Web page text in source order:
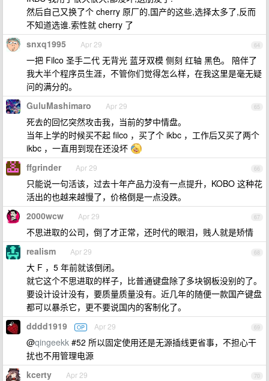
然后自己又换了个 cherry 原厂的,国产的这些,选择太多了,反而
不知道选谁.索性就 cherry 了
64
snxq1995 Apr 29
一把 Filco 圣手二代 无背光 蓝牙双模 侧刻 红轴 黑色。 陪伴了
我大半个程序员生涯，不管你们觉得怎么样，在我这里是毫无疑
问的满分的。
65
GuluMashimaro Apr 29
死去的回忆突然攻击我，当前的梦中情盘。
当年上学的时候买不起 filco ，买了个 ikbc ，工作后又买了两个
ikbc ，一直用到现在还没坏
66
ffgrinder Apr 29
只能说一句活该，过去十年产品力没有一点提升，KOBO 这种花
活出的也越来越慢了，价格倒是一点没跌。
67
2000wcw Apr 29
不思进取的公司，倒了才正常，还时代的眼泪，贱人就是矫情
68
realism Apr 29
大 F ，5 年前就该倒闭。
就它这个不思进取的样子，比普通键盘除了多块钢板没别的了。
要设计设计没有，要质量质量没有。近几年的随便一款国产键盘
都可以暴杀它，更不要说国内的客制化了。
69
dddd1919 OP Apr 29
@qingeekk #52 所以固定使用还是无源插线更省事，不担心干
扰也不用管理电源
70
kcerty Apr 29